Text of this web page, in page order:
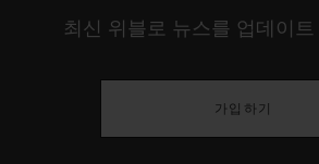
최신 위블로 뉴스를 업데이
가입하기